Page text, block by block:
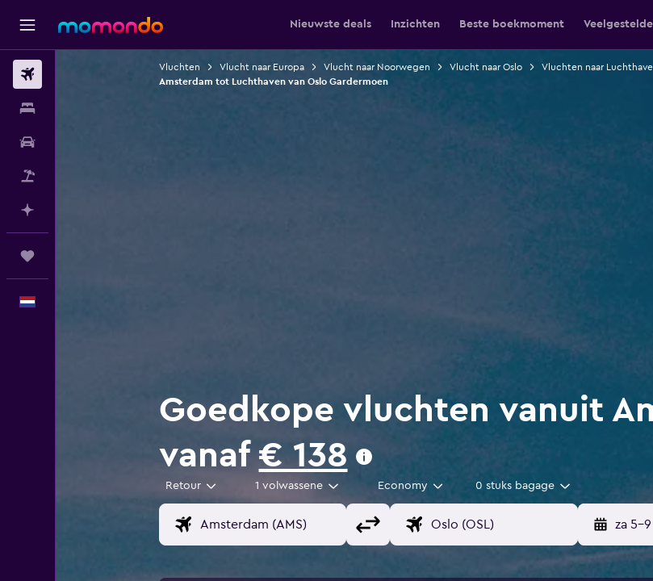
Nieuwste deals Inzichten Beste boekmoment
Vluchten Vlucht naar Europa Vlucht naar Noorwegen Vlucht naar Oslo
Vluchten naar
Amsterdam tot Luchthaven van Oslo Gardermoen
Goedkope vluchten vanuit
vanaf€ 138
Retour 1 volwassene Economy 0 stuks bagage
za 5-9